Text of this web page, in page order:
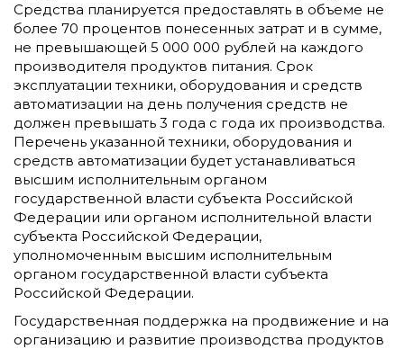
Средства планируется предоставлять в объеме не
более 70 процентов понесенных затрат и в сумме,
не превышающей 5 000 000 рублей на каждого
производителя продуктов питания. Срок
эксплуатации техники, оборудования и средств
автоматизации на день получения средств не
должен превышать 3 года с года их производства.
Перечень указанной техники, оборудования и
средств автоматизации будет устанавливаться
высшим исполнительным органом
государственной власти субъекта Российской
Федерации или органом исполнительной власти
субъекта Российской Федерации,
уполномоченным высшим исполнительным
органом государственной власти субъекта
Российской Федерации.
Государственная поддержка на продвижение и на
организацию и развитие производства продуктов